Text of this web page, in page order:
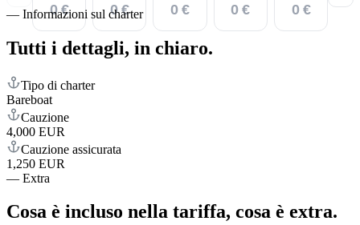
0 €
0 €
0 €
0 €
0 €
— Informazioni sul charter
Tutti i dettagli, in chiaro.
Tipo di charter
Bareboat
Cauzione
4,000 EUR
Cauzione assicurata
1,250 EUR
— Extra
Cosa è incluso nella tariffa, cosa è extra.